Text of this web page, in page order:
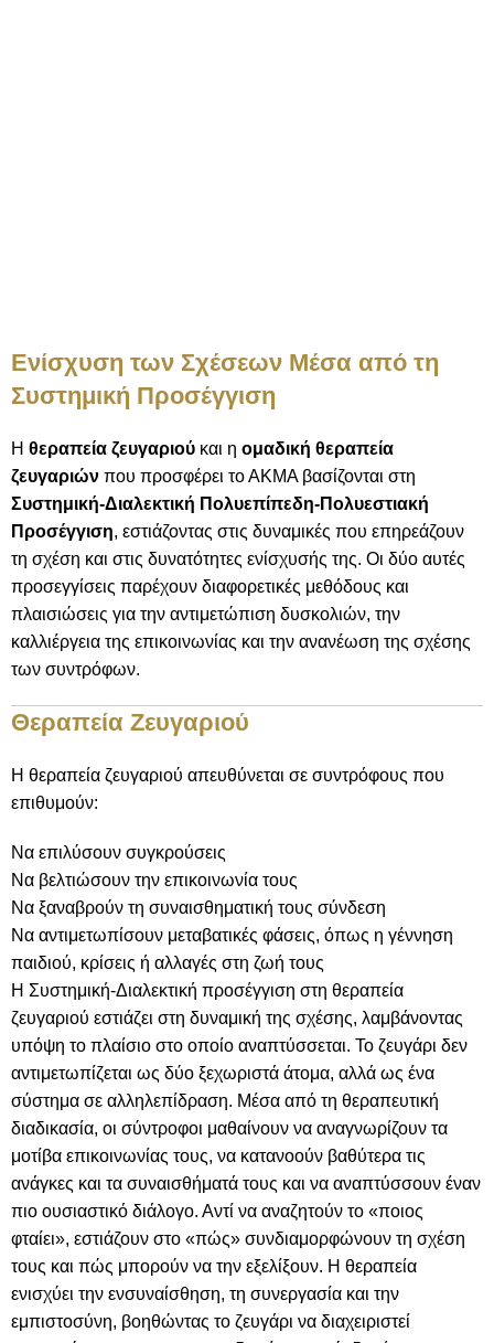
Ενίσχυση των Σχέσεων Μέσα από τη
Συστημική Προσέγγιση
Η θεραπεία ζευγαριού και η ομαδική θεραπεία
ζευγαριών που προσφέρει το ΑΚΜΑ βασίζονται στη
Συστημική-Διαλεκτική Πολυεπίπεδη-Πολυεστιακή
Προσέγγιση, εστιάζοντας στις δυναμικές που επηρεάζουν
τη σχέση και στις δυνατότητες ενίσχυσής της. Οι δύο αυτές
προσεγγίσεις παρέχουν διαφορετικές μεθόδους και
πλαισιώσεις για την αντιμετώπιση δυσκολιών, την
καλλιέργεια της επικοινωνίας και την ανανέωση της σχέσης
των συντρόφων.
Θεραπεία Ζευγαριού
Η θεραπεία ζευγαριού απευθύνεται σε συντρόφους που
επιθυμούν:
Να επιλύσουν συγκρούσεις
Να βελτιώσουν την επικοινωνία τους
Να ξαναβρούν τη συναισθηματική τους σύνδεση
Να αντιμετωπίσουν μεταβατικές φάσεις, όπως η γέννηση
παιδιού, κρίσεις ή αλλαγές στη ζωή τους
Η Συστημική-Διαλεκτική προσέγγιση στη θεραπεία
ζευγαριού εστιάζει στη δυναμική της σχέσης, λαμβάνοντας
υπόψη το πλαίσιο στο οποίο αναπτύσσεται. Το ζευγάρι δεν
αντιμετωπίζεται ως δύο ξεχωριστά άτομα, αλλά ως ένα
σύστημα σε αλληλεπίδραση. Μέσα από τη θεραπευτική
διαδικασία, οι σύντροφοι μαθαίνουν να αναγνωρίζουν τα
μοτίβα επικοινωνίας τους, να κατανοούν βαθύτερα τις
ανάγκες και τα συναισθήματά τους και να αναπτύσσουν έναν
πιο ουσιαστικό διάλογο. Αντί να αναζητούν το «ποιος
φταίει», εστιάζουν στο «πώς» συνδιαμορφώνουν τη σχέση
τους και πώς μπορούν να την εξελίξουν. Η θεραπεία
ενισχύει την ενσυναίσθηση, τη συνεργασία και την
εμπιστοσύνη, βοηθώντας το ζευγάρι να διαχειριστεί